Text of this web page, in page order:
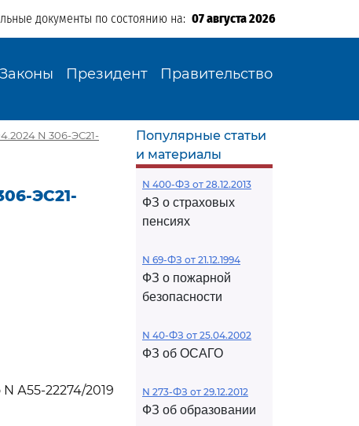
документы по состоянию на: 07 августа 2026
Законы Президент Правительство
N 306-ЭС21-
ЭС21-
А55-22274/2019
Популярные статьи
и материалы
N 400-ФЗ от 28.12.2013
ФЗ о страховых
пенсиях
N 69-ФЗ от 21.12.1994
ФЗ о пожарной
безопасности
N 40-ФЗ от 25.04.2002
ФЗ об ОСАГО
N 273-ФЗ от 29.12.2012
ФЗ об образовании